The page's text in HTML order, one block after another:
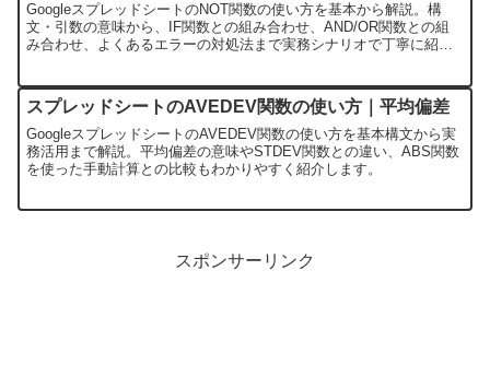
GoogleスプレッドシートのNOT関数の使い方を基本から解説。構
文・引数の意味から、IF関数との組み合わせ、AND/OR関数との組
み合わせ、よくあるエラーの対処法まで実務シナリオで丁寧に紹介
スプレッドシートのAVEDEV関数の使い方｜平均偏差
GoogleスプレッドシートのAVEDEV関数の使い方を基本構文から実
務活用まで解説。平均偏差の意味やSTDEV関数との違い、ABS関数
を使った手動計算との比較もわかりやすく紹介します。
スポンサーリンク